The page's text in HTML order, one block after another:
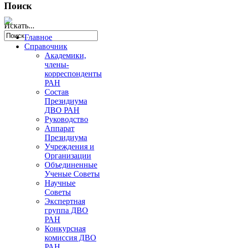
Поиск
Искать...
Главное
Справочник
Академики,
члены-
корреспонденты
РАН
Состав
Президиума
ДВО РАН
Руководство
Аппарат
Президиума
Учреждения и
Организации
Объединенные
Ученые Советы
Научные
Советы
Экспертная
группа ДВО
РАН
Конкурсная
комиссия ДВО